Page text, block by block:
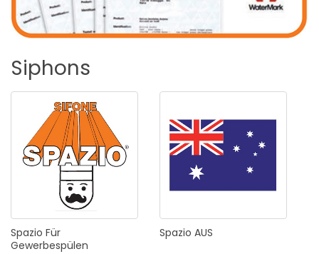
Siphons
Spazio Für
Gewerbespülen
Spazio AUS